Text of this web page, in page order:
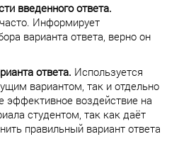
введенного ответа.
Информирует
варианта ответа, верно он
ответа. Используется
вариантом, так и отдельно
эффективное воздействие на
студентом, так как даёт
правильный вариант ответа